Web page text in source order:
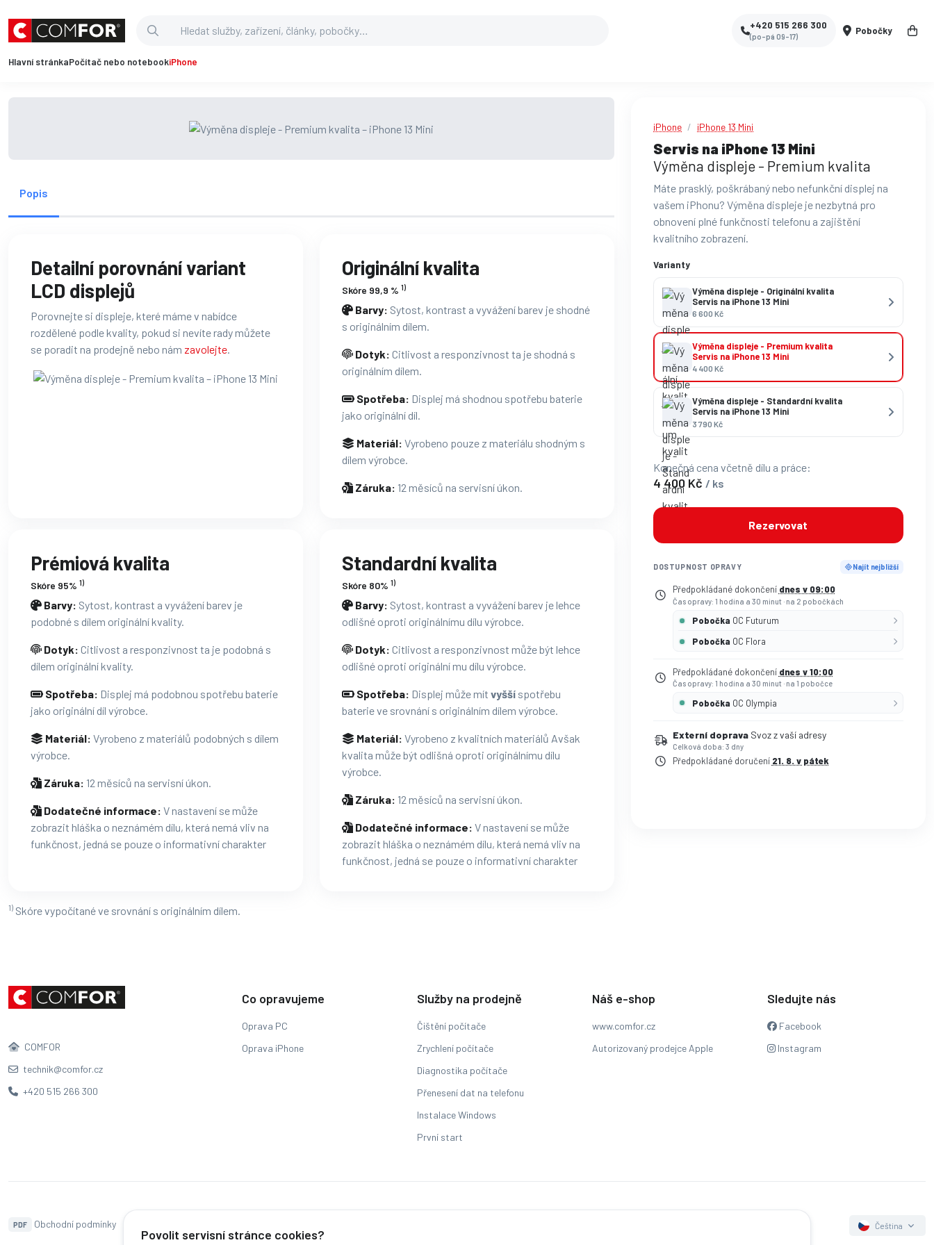
+420 515 266 300
(po-pá 09-17)
Pobočky
Hlavní stránkaPočítač nebo notebookiPhone
Popis
Detailní porovnání variant
LCD displejů
Porovnejte si displeje, které máme v nabídce
rozdělené podle kvality, pokud si nevíte rady můžete
se poradit na prodejně nebo nám zavolejte.
Originální kvalita
Skóre 99,9 % 1)
Barvy: Sytost, kontrast a vyvážení barev je shodné
s originálním dílem.
Dotyk: Citlivost a responzivnost ta je shodná s
originálním dílem.
Spotřeba: Displej má shodnou spotřebu baterie
jako originální díl.
Materiál: Vyrobeno pouze z materiálu shodným s
dílem výrobce.
Záruka: 12 měsíců na servisní úkon.
Prémiová kvalita
Skóre 95% 1)
Barvy: Sytost, kontrast a vyvážení barev je
podobné s dílem originální kvality.
Dotyk: Citlivost a responzivnost ta je podobná s
dílem originální kvality.
Spotřeba: Displej má podobnou spotřebu baterie
jako originální díl výrobce.
Materiál: Vyrobeno z materiálů podobných s dílem
výrobce.
Záruka: 12 měsíců na servisní úkon.
Dodatečné informace: V nastavení se může
zobrazit hláška o neznámém dílu, která nemá vliv na
funkčnost, jedná se pouze o informativní charakter
Standardní kvalita
Skóre 80% 1)
Barvy: Sytost, kontrast a vyvážení barev je lehce
odlišné oproti originálnímu dílu výrobce.
Dotyk: Citlivost a responzivnost může být lehce
odlišné oproti originální mu dílu výrobce.
Spotřeba: Displej může mít vyšší spotřebu
baterie ve srovnání s originálním dílem výrobce.
Materiál: Vyrobeno z kvalitních materiálů Avšak
kvalita může být odlišná oproti originálnímu dílu
výrobce.
Záruka: 12 měsíců na servisní úkon.
Dodatečné informace: V nastavení se může
zobrazit hláška o neznámém dílu, která nemá vliv na
funkčnost, jedná se pouze o informativní charakter
1) Skóre vypočítané ve srovnání s originálním dílem.
iPhone iPhone 13 Mini
Servis na iPhone 13 Mini
Výměna displeje - Premium kvalita
Máte prasklý, poškrábaný nebo nefunkční displej na
vašem iPhonu? Výměna displeje je nezbytná pro
obnovení plné funkčnosti telefonu a zajištění
kvalitního zobrazení.
Varianty
Výměna displeje - Originální kvalita
Servis na iPhone 13 Mini
6 600 Kč
Výměna displeje - Premium kvalita
Servis na iPhone 13 Mini
4 400 Kč
Výměna displeje - Standardní kvalita
Servis na iPhone 13 Mini
3 790 Kč
Konečná cena včetně dílu a práce:
4 400 Kč / ks
Rezervovat
DOSTUPNOST OPRAVY Najít nejbližší
Předpokládané dokončení dnes v 09:00
Čas opravy: 1 hodina a 30 minut · na 2 pobočkách
Pobočka OC Futurum
Pobočka OC Flora
Předpokládané dokončení dnes v 10:00
Čas opravy: 1 hodina a 30 minut · na 1 pobočce
Pobočka OC Olympia
Externí doprava Svoz z vaší adresy
Celková doba: 3 dny
Předpokládané doručení 21. 8. v pátek
Povolit servisní stránce cookies?
COMFOR
technik@comfor.cz
+420 515 266 300
Co opravujeme
Oprava PC
Oprava iPhone
Služby na prodejně
Čištění počítače
Zrychlení počítače
Diagnostika počítače
Přenesení dat na telefonu
Instalace Windows
První start
Náš e-shop
www.comfor.cz
Autorizovaný prodejce Apple
Sledujte nás
Facebook
Instagram
PDF Obchodní podmínky Čeština